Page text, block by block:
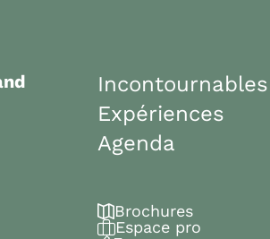
Incontournables
Expériences
Agenda
Brochures
Espace pro